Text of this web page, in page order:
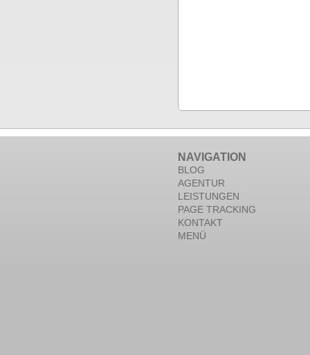
NAVIGATION
BLOG
AGENTUR
LEISTUNGEN
PAGE TRACKING
KONTAKT
MENÜ